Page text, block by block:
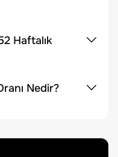
Haftalık
Nedir?